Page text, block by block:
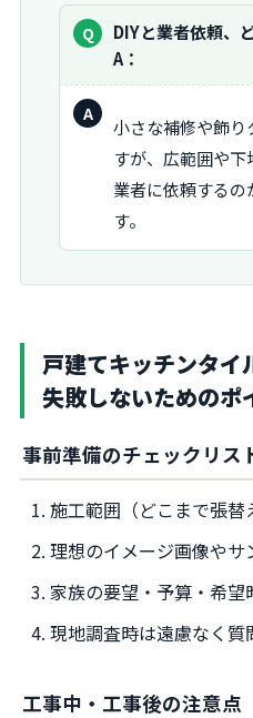
質
問：
DIYと業者依頼、
A：
答：
小さな補修や飾り
すが、広範囲や
業者に依頼する
す。
戸建てキッチンタイ
失敗しないためのポ
事前準備のチェックリス
施工範囲（どこまで張
理想のイメージ画像やサ
家族の要望・予算・希望
現地調査時は遠慮なく
工事中・工事後の注意点